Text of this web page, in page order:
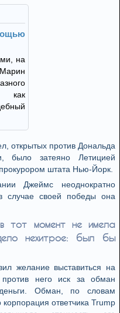
на
как
открытых против Дональда
было затеяно Летицией
штата Нью-Йорк.
Джеймс неоднократно
случае своей победы она
тот момент не имела
нехитрое: был бы
желание выставиться на
него иск за обман
Обман, по словам
ответчика Trump